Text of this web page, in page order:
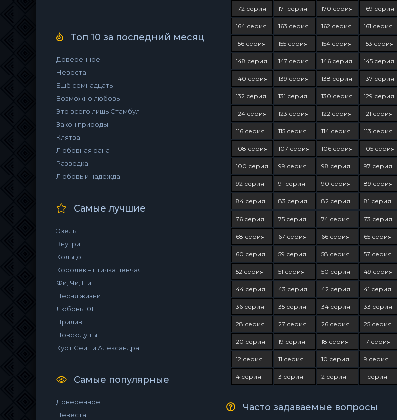
Топ 10 за последний месяц
Доверенное
Невеста
Ещё семнадцать
Возможно любовь
Это всего лишь Стамбул
Закон природы
Клятва
Любовная рана
Разведка
Любовь и надежда
Самые лучшие
Эзель
Внутри
Кольцо
Королёк – птичка певчая
Фи, Чи, Пи
Песня жизни
Любовь 101
Прилив
Повсюду ты
Курт Сеит и Александра
Самые популярные
Доверенное
Невеста
172 серия 171 серия 170 серия 169 серия
164 серия 163 серия 162 серия 161 серия
156 серия 155 серия 154 серия 153 серия
148 серия 147 серия 146 серия 145 серия
140 серия 139 серия 138 серия 137 серия
132 серия 131 серия 130 серия 129 серия
124 серия 123 серия 122 серия 121 серия
116 серия 115 серия 114 серия 113 серия
108 серия 107 серия 106 серия 105 серия
100 серия 99 серия 98 серия 97 серия
92 серия 91 серия 90 серия 89 серия
84 серия 83 серия 82 серия 81 серия
76 серия 75 серия 74 серия 73 серия
68 серия 67 серия 66 серия 65 серия
60 серия 59 серия 58 серия 57 серия
52 серия 51 серия 50 серия 49 серия
44 серия 43 серия 42 серия 41 серия
36 серия 35 серия 34 серия 33 серия
28 серия 27 серия 26 серия 25 серия
20 серия 19 серия 18 серия 17 серия
12 серия 11 серия 10 серия 9 серия
4 серия 3 серия 2 серия 1 серия
Часто задаваемые вопросы